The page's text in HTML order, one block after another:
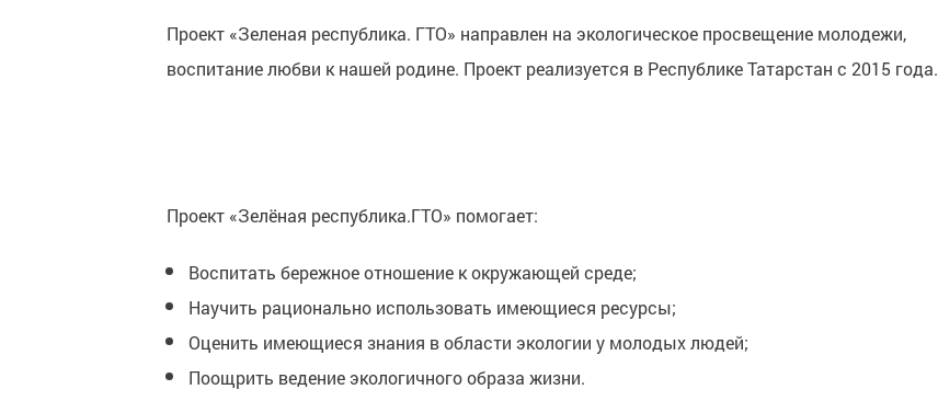
Проект «Зеленая республика. ГТО» направлен на экологическое просвещение молодежи,
воспитание любви к нашей родине. Проект реализуется в Республике Татарстан с 2015 года.
Проект «Зелёная республика.ГТО» помогает:
Воспитать бережное отношение к окружающей среде;
Научить рационально использовать имеющиеся ресурсы;
Оценить имеющиеся знания в области экологии у молодых людей;
Поощрить ведение экологичного образа жизни.